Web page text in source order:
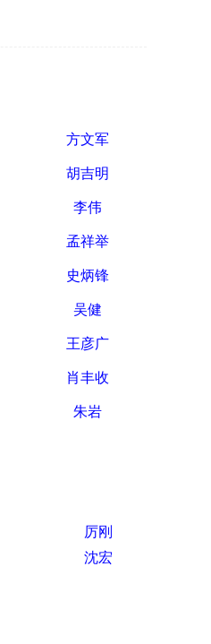
方文军
胡吉明
李伟
孟祥举
史炳锋
吴健
王彦广
肖丰收
朱岩
厉刚
沈宏